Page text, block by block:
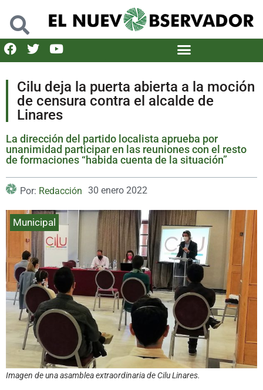
Cilu deja la puerta abierta a la moción
de censura contra el alcalde de
Linares
La dirección del partido localista aprueba por
unanimidad participar en las reuniones con el resto
de formaciones “habida cuenta de la situación”
Por: Redacción 30 enero 2022
Municipal
Imagen de una asamblea extraordinaria de Cilu Linares.